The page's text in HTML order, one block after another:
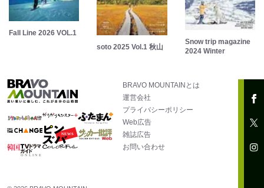
Fall Line 2026 VOL.1
soto 2025 Vol.1 秋山
Snow trip magazine
2024 Winter
BRAVO MOUNTAINとは
運営会社
プライバシーポリシー
Web広告
雑誌広告
お問い合わせ